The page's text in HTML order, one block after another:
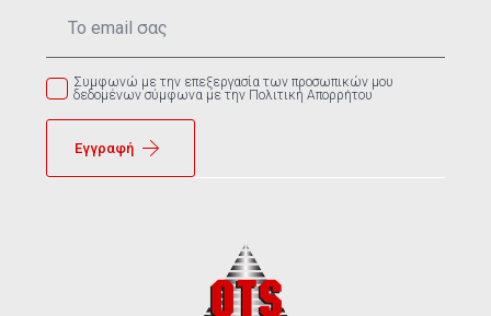
Συμφωνώ με την επεξεργασία των προσωπικών μου
δεδομένων σύμφωνα με την Πολιτική Απορρήτου
Εγγραφή